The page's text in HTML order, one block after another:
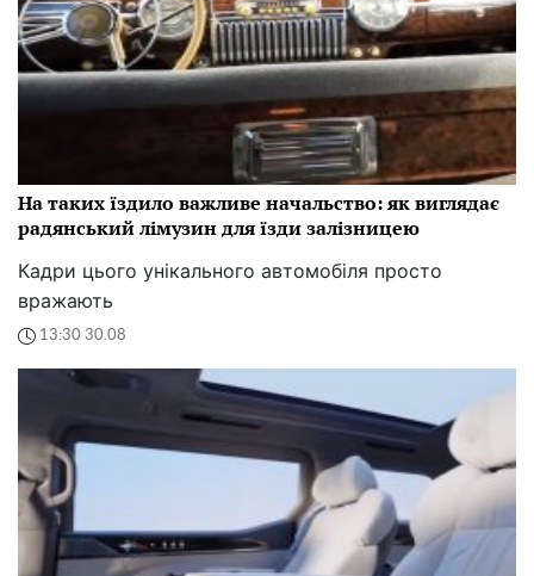
На таких їздило важливе начальство: як виглядає
радянський лімузин для їзди залізницею
Кадри цього унікального автомобіля просто
вражають
13:30 30.08